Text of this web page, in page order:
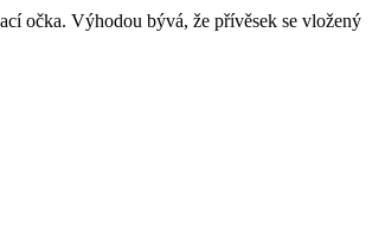
očka. Výhodou bývá, že přívěsek se vložený